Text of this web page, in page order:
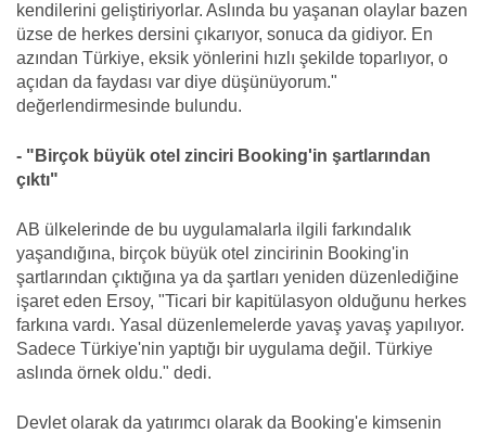
kendilerini geliştiriyorlar. Aslında bu yaşanan olaylar bazen
üzse de herkes dersini çıkarıyor, sonuca da gidiyor. En
azından Türkiye, eksik yönlerini hızlı şekilde toparlıyor, o
açıdan da faydası var diye düşünüyorum."
değerlendirmesinde bulundu.
- "Birçok büyük otel zinciri Booking'in şartlarından
çıktı"
AB ülkelerinde de bu uygulamalarla ilgili farkındalık
yaşandığına, birçok büyük otel zincirinin Booking'in
şartlarından çıktığına ya da şartları yeniden düzenlediğine
işaret eden Ersoy, "Ticari bir kapitülasyon olduğunu herkes
farkına vardı. Yasal düzenlemelerde yavaş yavaş yapılıyor.
Sadece Türkiye'nin yaptığı bir uygulama değil. Türkiye
aslında örnek oldu." dedi.
Devlet olarak da yatırımcı olarak da Booking'e kimsenin